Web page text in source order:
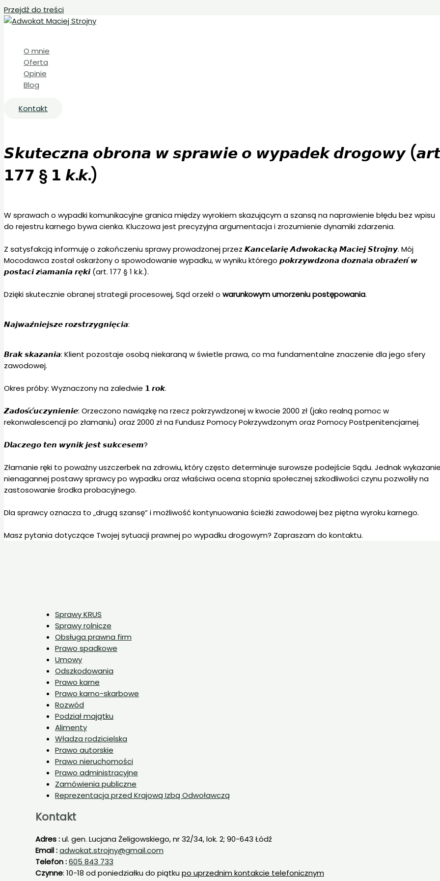
Przejdź do treści
O mnie
Oferta
Opinie
Blog
Kontakt
𝙎𝙠𝙪𝙩𝙚𝙘𝙯𝙣𝙖 𝙤𝙗𝙧𝙤𝙣𝙖 𝙬 𝙨𝙥𝙧𝙖𝙬𝙞𝙚 𝙤 𝙬𝙮𝙥𝙖𝙙𝙚𝙠 𝙙𝙧𝙤𝙜𝙤𝙬𝙮
𝟭𝟳𝟳 § 𝟭 𝙠.𝙠.)
W sprawach o wypadki komunikacyjne granica między wyrokiem skazującym a szansą na naprawienie błędu bez wpisu
do rejestru karnego bywa cienka. Kluczowa jest precyzyjna argumentacja i zrozumienie dynamiki zdarzenia.
Z satysfakcją informuję o zakończeniu sprawy prowadzonej przez 𝙆𝙖𝙣𝙘𝙚𝙡𝙖𝙧𝙞𝙚̨ 𝘼𝙙𝙬𝙤𝙠𝙖𝙘𝙠𝙖̨ 𝙈𝙖𝙘𝙞𝙚𝙟 𝙎𝙩𝙧𝙤𝙟𝙣𝙮. Mój
Mocodawca został oskarżony o spowodowanie wypadku, w wyniku którego 𝙥𝙤𝙠𝙧𝙯𝙮𝙬𝙙𝙯𝙤𝙣𝙖 𝙙𝙤𝙯𝙣𝙖ł𝙖 𝙤𝙗𝙧𝙖𝙯̇𝙚𝙣́ 𝙬
𝙥𝙤𝙨𝙩𝙖𝙘𝙞 𝙯ł𝙖𝙢𝙖𝙣𝙞𝙖 𝙧𝙚̨𝙠𝙞 (art. 177 § 1 k.k.).
Dzięki skutecznie obranej strategii procesowej, Sąd orzekł o warunkowym umorzeniu postępowania.
𝙉𝙖𝙟𝙬𝙖𝙯̇𝙣𝙞𝙚𝙟𝙨𝙯𝙚 𝙧𝙤𝙯𝙨𝙩𝙧𝙯𝙮𝙜𝙣𝙞𝙚̨𝙘𝙞𝙖:
𝘽𝙧𝙖𝙠 𝙨𝙠𝙖𝙯𝙖𝙣𝙞𝙖: Klient pozostaje osobą niekaraną w świetle prawa, co ma fundamentalne znaczenie dla jego sfery
zawodowej.
Okres próby: Wyznaczony na zaledwie 𝟭 𝙧𝙤𝙠.
𝙕𝙖𝙙𝙤𝙨́𝙘́𝙪𝙘𝙯𝙮𝙣𝙞𝙚𝙣𝙞𝙚: Orzeczono nawiązkę na rzecz pokrzywdzonej w kwocie 2000 zł (jako realną pomoc w
rekonwalescencji po złamaniu) oraz 2000 zł na Fundusz Pomocy Pokrzywdzonym oraz Pomocy Postpenitencjarnej.
𝘿𝙡𝙖𝙘𝙯𝙚𝙜𝙤 𝙩𝙚𝙣 𝙬𝙮𝙣𝙞𝙠 𝙟𝙚𝙨𝙩 𝙨𝙪𝙠𝙘𝙚𝙨𝙚𝙢?
Złamanie ręki to poważny uszczerbek na zdrowiu, który często determinuje surowsze podejście Sądu. Jednak
nienagannej postawy sprawcy po wypadku oraz właściwa ocena stopnia społecznej szkodliwości czynu pozwoliły na
zastosowanie środka probacyjnego.
Dla sprawcy oznacza to „drugą szansę” i możliwość kontynuowania ścieżki zawodowej bez piętna wyroku karnego.
Masz pytania dotyczące Twojej sytuacji prawnej po wypadku drogowym? Zapraszam do kontaktu.
Sprawy KRUS
Sprawy rolnicze
Obsługa prawna firm
Prawo spadkowe
Umowy
Odszkodowania
Prawo karne
Prawo karno-skarbowe
Rozwód
Podział majątku
Alimenty
Władza rodzicielska
Prawo autorskie
Prawo nieruchomości
Prawo administracyjne
Zamówienia publiczne
Reprezentacja przed Krajową Izbą Odwoławczą
Kontakt
Adres :ul. gen. Lucjana Żeligowskiego, nr 32/34, lok. 2; 90-643 Łódź
Email :adwokat.strojny@gmail.com
Telefon :605 843 733
Czynne: 10-18 od poniedziałku do piątkupo uprzednim kontakcie telefonicznym